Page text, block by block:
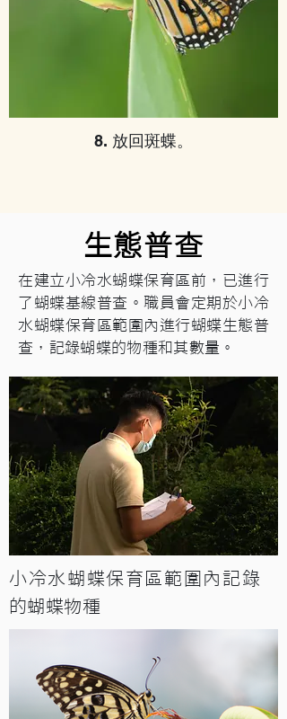
8. 放回斑蝶。
生態普查
在建立小冷水蝴蝶保育區前，已進行
了蝴蝶基線普查。職員會定期於小冷
水蝴蝶保育區範圍內進行蝴蝶生態普
查，記錄蝴蝶的物種和其數量。
小冷水蝴蝶保育區範圍內記錄
的蝴蝶物種